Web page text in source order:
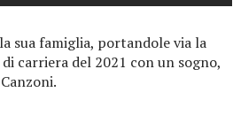
sua famiglia, portandole via la
carriera del 2021 con un sogno,